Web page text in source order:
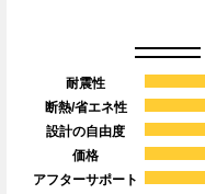
耐震性
断熱/省エネ性
設計の自由度
価格
アフターサポート